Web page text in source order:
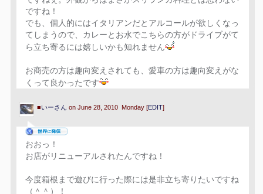
ですね！
でも、個人的にはイタリアンだとアルコールが欲しくなっ
てしまうので、カレーとお水でこちらの方がドライブがて
ら立ち寄るには嬉しいかも知れません
お商売の方は趣向変えされても、愛車の方は趣向変えがな
くって良かったです
■いーさん on June 28, 2010 Monday [EDIT]
おおっ！
お店がリニューアルされたんですね！
今度箱根まで遊びに行った際には是非立ち寄りたいですね
（＾＾）！